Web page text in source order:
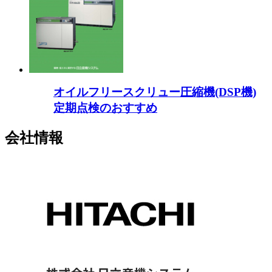
オイルフリースクリュー圧縮機(DSP機)
定期点検のおすすめ
会社情報